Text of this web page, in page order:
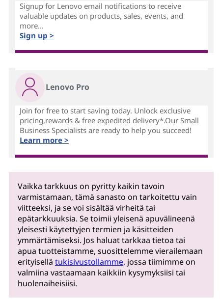
Signup for Lenovo email notifications to receive
valuable updates on products, sales, events, and
more...
Sign up >
Lenovo Pro
Join for free to start saving today. Unlock exclusive
pricing,rewards & free expedited delivery*.Our Small
Business Specialists are ready to help you succeed!
Learn more >
Vaikka tarkkuus on pyritty kaikin tavoin
varmistamaan, tämä sanasto on tarkoitettu vain
viitteeksi, ja se voi sisältää virheitä tai
epätarkkuuksia. Se toimii yleisenä apuvälineenä
yleisesti käytettyjen termien ja käsitteiden
ymmärtämiseksi. Jos haluat tarkkaa tietoa tai
apua tuotteistamme, suosittelemme vierailemaan
erityisellä tukisivustollamme, jossa tiimimme on
valmiina vastaamaan kaikkiin kysymyksiisi tai
huolenaiheisiisi.